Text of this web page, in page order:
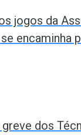
jogos da
encaminha
dos